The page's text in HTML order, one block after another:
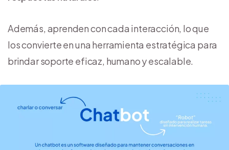
Además, aprenden con cada interacción, lo que
los convierte en una herramienta estratégica para
brindar soporte eficaz, humano y escalable.